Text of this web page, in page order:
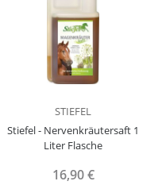
STIEFEL
Stiefel - Nervenkräutersaft 1
Liter Flasche
16,90 €